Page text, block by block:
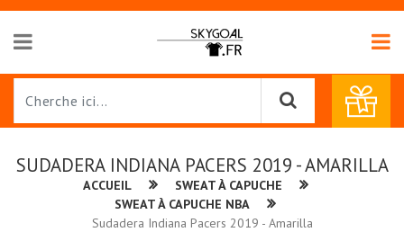
SUDADERA INDIANA PACERS 2019 - AMARILLA
ACCUEIL
SWEAT À CAPUCHE
SWEAT À CAPUCHE NBA
Sudadera Indiana Pacers 2019 - Amarilla